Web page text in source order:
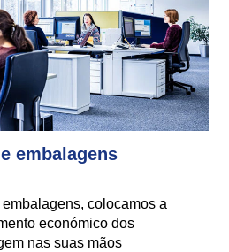
embalagens
colocamos a
económico dos
nas suas mãos